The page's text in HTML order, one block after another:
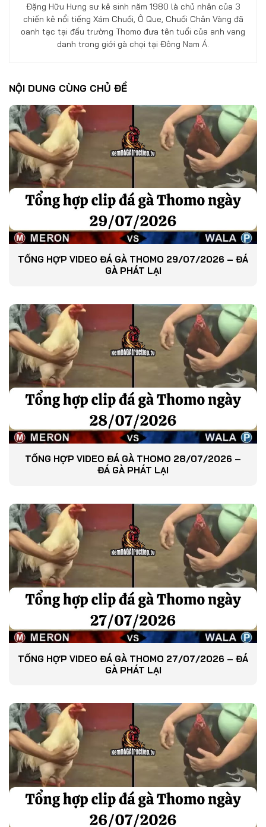
Đặng Hữu Hưng sư kê sinh năm 1980 là chủ nhân của 3
chiến kê nổi tiếng Xám Chuối, Ô Que, Chuối Chân Vàng đã
oanh tạc tại đấu trường Thomo đưa tên tuổi của anh vang
danh trong giới gà chọi tại Đông Nam Á.
NỘI DUNG CÙNG CHỦ ĐỀ
TỔNG HỢP VIDEO ĐÁ GÀ THOMO 29/07/2026 – ĐÁ
GÀ PHÁT LẠI
TỔNG HỢP VIDEO ĐÁ GÀ THOMO 28/07/2026 –
ĐÁ GÀ PHÁT LẠI
TỔNG HỢP VIDEO ĐÁ GÀ THOMO 27/07/2026 – ĐÁ
GÀ PHÁT LẠI